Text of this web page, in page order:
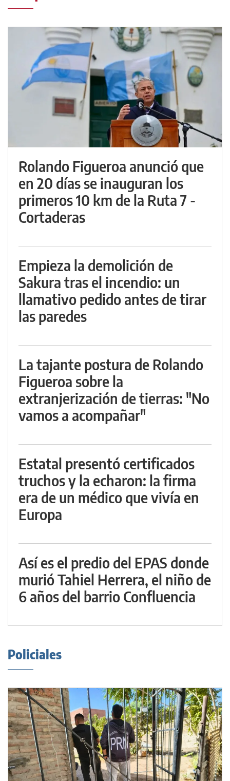
Rolando Figueroa anunció que
en 20 días se inauguran los
primeros 10 km de la Ruta 7 -
Cortaderas
Empieza la demolición de
Sakura tras el incendio: un
llamativo pedido antes de tirar
las paredes
La tajante postura de Rolando
Figueroa sobre la
extranjerización de tierras: "No
vamos a acompañar"
Estatal presentó certificados
truchos y la echaron: la firma
era de un médico que vivía en
Europa
Así es el predio del EPAS donde
murió Tahiel Herrera, el niño de
6 años del barrio Confluencia
Policiales